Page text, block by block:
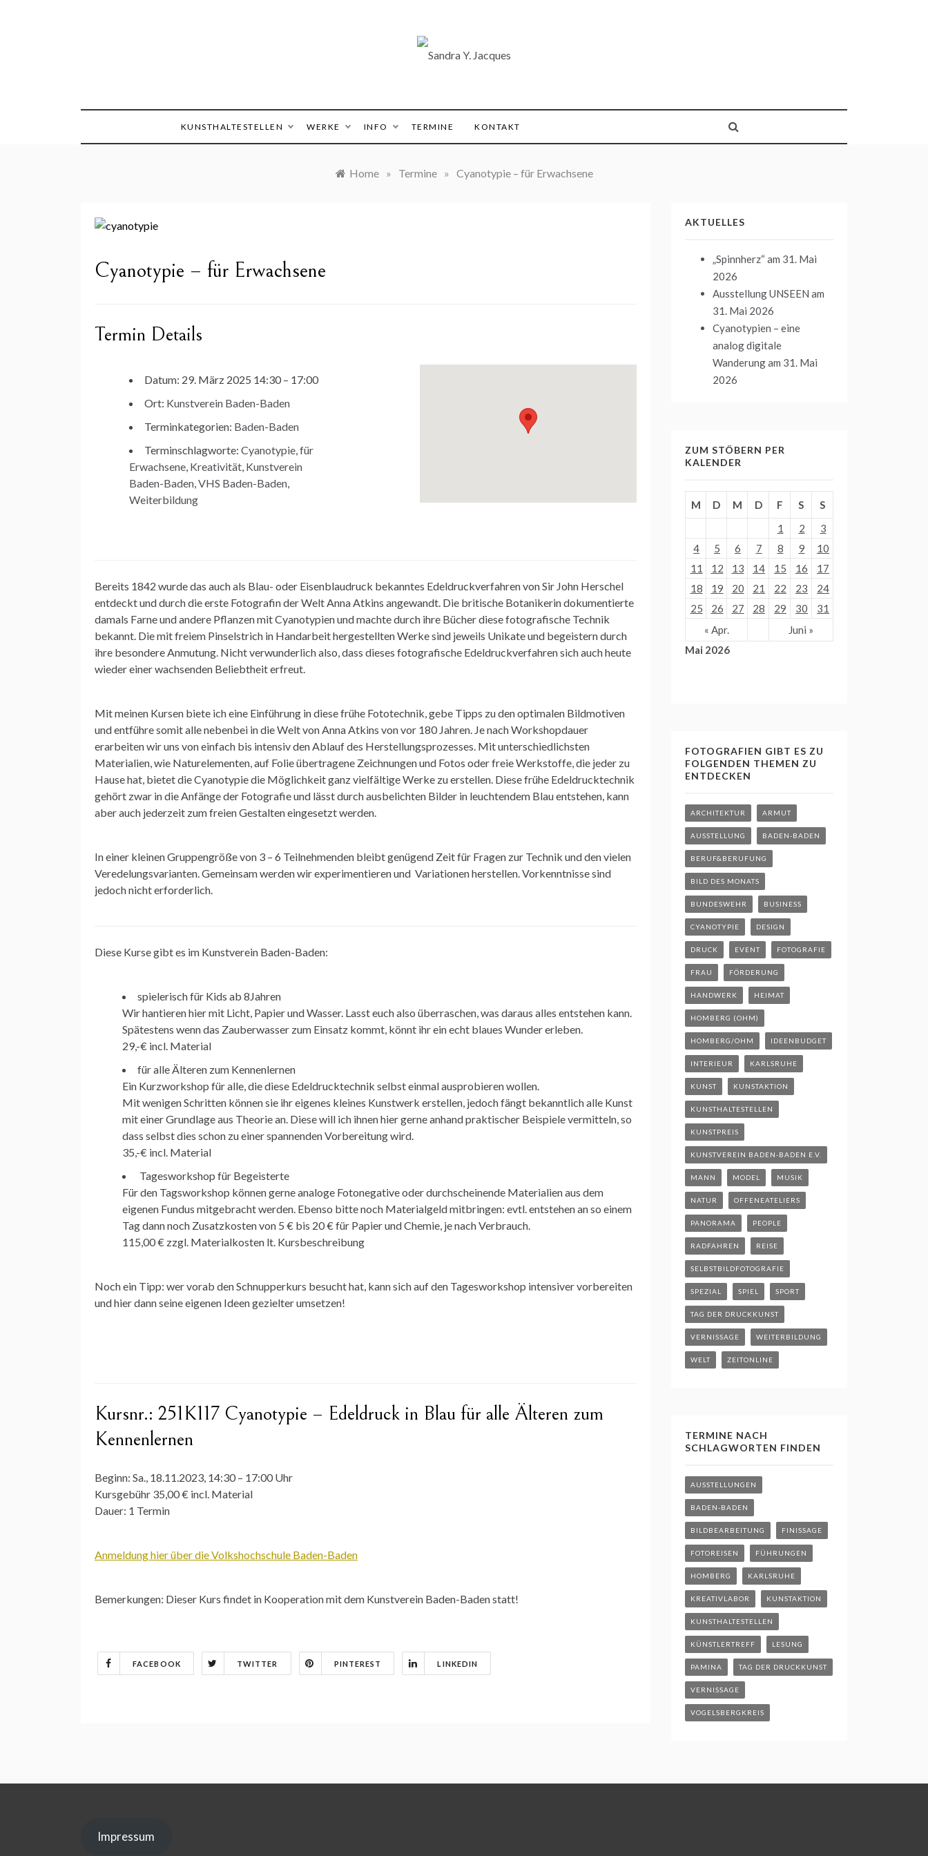
KUNSTHALTESTELLEN WERKE INFO TERMINE KONTAKT
Home » Termine » Cyanotypie – für Erwachsene
Cyanotypie – für Erwachsene
Termin Details
Datum: 29. März 2025 14:30 – 17:00
Ort: Kunstverein Baden-Baden
Terminkategorien: Baden-Baden
Terminschlagworte: Cyanotypie,für
Erwachsene, Kreativität, Kunstverein
Baden-Baden,VHS Baden-Baden,
Weiterbildung
Bereits 1842 wurde das auch als Blau- oder Eisenblaudruck bekanntes Edeldruckverfahren von Sir John Herschel
entdeckt und durch die erste Fotografin der Welt Anna Atkins angewandt. Die britische Botanikerin dokumentierte
damals Farne und andere Pflanzen mit Cyanotypien und machte durch ihre Bücher diese fotografische Technik
bekannt. Die mit freiem Pinselstrich in Handarbeit hergestellten Werke sind jeweils Unikate und begeistern durch
ihre besondere Anmutung. Nicht verwunderlich also, dass dieses fotografische Edeldruckverfahren sich auch heute
wieder einer wachsenden Beliebtheit erfreut.
Mit meinen Kursen biete ich eine Einführung in diese frühe Fototechnik, gebe Tipps zu den optimalen Bildmotiven
und entführe somit alle nebenbei in die Welt von Anna Atkins von vor 180 Jahren. Je nach Workshopdauer
erarbeiten wir uns von einfach bis intensiv den Ablauf des Herstellungsprozesses. Mit unterschiedlichsten
Materialien, wie Naturelementen, auf Folie übertragene Zeichnungen und Fotos oder freie Werkstoffe, die jeder zu
Hause hat, bietet die Cyanotypie die Möglichkeit ganz vielfältige Werke zu erstellen. Diese frühe Edeldrucktechnik
gehört zwar in die Anfänge der Fotografie und lässt durch ausbelichten Bilder in leuchtendem Blau entstehen, kann
aber auch jederzeit zum freien Gestalten eingesetzt werden.
In einer kleinen Gruppengröße von 3 – 6 Teilnehmenden bleibt genügend Zeit für Fragen zur Technik und den vielen
Veredelungsvarianten. Gemeinsam werden wir experimentieren und Variationen herstellen. Vorkenntnisse sind
jedoch nicht erforderlich.
Diese Kurse gibt es im Kunstverein Baden-Baden:
spielerisch für Kids ab 8Jahren
Wir hantieren hier mit Licht, Papier und Wasser. Lasst euch also überraschen, was daraus alles entstehen kann.
Spätestens wenn das Zauberwasser zum Einsatz kommt, könnt ihr ein echt blaues Wunder erleben.
29,-€ incl. Material
für alle Älteren zum Kennenlernen
Ein Kurzworkshop für alle, die diese Edeldrucktechnik selbst einmal ausprobieren wollen.
Mit wenigen Schritten können sie ihr eigenes kleines Kunstwerk erstellen, jedoch fängt bekanntlich alle Kunst
mit einer Grundlage aus Theorie an. Diese will ich ihnen hier gerne anhand praktischer Beispiele vermitteln, so
dass selbst dies schon zu einer spannenden Vorbereitung wird.
35,-€ incl. Material
Tagesworkshop für Begeisterte
Für den Tagsworkshop können gerne analoge Fotonegative oder durchscheinende Materialien aus dem
eigenen Fundus mitgebracht werden. Ebenso bitte noch Materialgeld mitbringen: evtl. entstehen an so einem
Tag dann noch Zusatzkosten von 5 € bis 20 € für Papier und Chemie, je nach Verbrauch.
115,00 € zzgl. Materialkosten lt. Kursbeschreibung
Noch ein Tipp: wer vorab den Schnupperkurs besucht hat, kann sich auf den Tagesworkshop intensiver vorbereiten
und hier dann seine eigenen Ideen gezielter umsetzen!
Kursnr.: 251K117 Cyanotypie – Edeldruck in Blau für alle Älteren zum
Kennenlernen
Beginn: Sa., 18.11.2023, 14:30 – 17:00 Uhr
Kursgebühr 35,00 € incl. Material
Dauer: 1 Termin
Anmeldung hier über die Volkshochschule Baden-Baden
Bemerkungen: Dieser Kurs findet in Kooperation mit dem Kunstverein Baden-Baden statt!
FACEBOOK TWITTER PINTEREST LINKEDIN
AKTUELLES
„Spinnherz“ am 31. Mai
2026
Ausstellung UNSEEN am
31. Mai 2026
Cyanotypien – eine
analog digitale
Wanderungam 31. Mai
2026
ZUM STÖBERN PER
KALENDER
Mai 2026
M D M D F S
S
1
2
3
4
5 6 7 8 9
10
11
12 13 14 15 16
17
18
19 20 21 22 23
24
25
26 27 28 29 30
31
« Apr.
Juni »
FOTOGRAFIEN GIBT ES ZU
FOLGENDEN THEMEN ZU
ENTDECKEN
ARCHITEKTUR ARMUT
AUSSTELLUNG BADEN-BADEN
BERUF&BERUFUNG
BILD DES MONATS
BUNDESWEHR BUSINESS
CYANOTYPIE DESIGN
DRUCK EVENT FOTOGRAFIE
FRAU FÖRDERUNG
HANDWERK HEIMAT
HOMBERG (OHM)
HOMBERG/OHM IDEENBUDGET
INTERIEUR KARLSRUHE
KUNST KUNSTAKTION
KUNSTHALTESTELLEN
KUNSTPREIS
KUNSTVEREIN BADEN-BADEN E.V.
MANN MODEL MUSIK
NATUR OFFENEATELIERS
PANORAMA PEOPLE
RADFAHREN REISE
SELBSTBILDFOTOGRAFIE
SPEZIAL SPIEL SPORT
TAG DER DRUCKKUNST
VERNISSAGE WEITERBILDUNG
WELT ZEITONLINE
TERMINE NACH
SCHLAGWORTEN FINDEN
AUSSTELLUNGEN
BADEN-BADEN
BILDBEARBEITUNG FINISSAGE
FOTOREISEN FÜHRUNGEN
HOMBERG KARLSRUHE
KREATIVLABOR KUNSTAKTION
KUNSTHALTESTELLEN
KÜNSTLERTREFF LESUNG
PAMINA TAG DER DRUCKKUNST
VERNISSAGE
VOGELSBERGKREIS
Impressum